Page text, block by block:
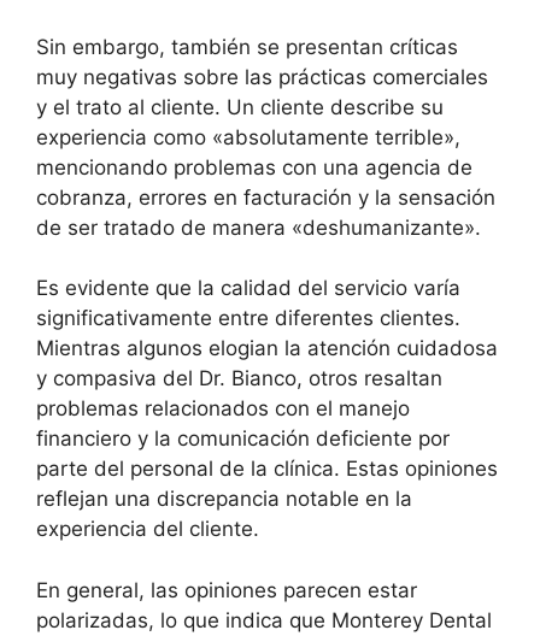
Sin embargo, también se presentan críticas
muy negativas sobre las prácticas comerciales
y el trato al cliente. Un cliente describe su
experiencia como «absolutamente terrible»,
mencionando problemas con una agencia de
cobranza, errores en facturación y la sensación
de ser tratado de manera «deshumanizante».
Es evidente que la calidad del servicio varía
significativamente entre diferentes clientes.
Mientras algunos elogian la atención cuidadosa
y compasiva del Dr. Bianco, otros resaltan
problemas relacionados con el manejo
financiero y la comunicación deficiente por
parte del personal de la clínica. Estas opiniones
reflejan una discrepancia notable en la
experiencia del cliente.
En general, las opiniones parecen estar
polarizadas, lo que indica que Monterey Dental